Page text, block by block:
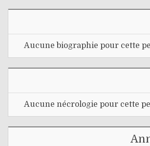
Aucune biographie pour cette
Aucune nécrologie pour cette